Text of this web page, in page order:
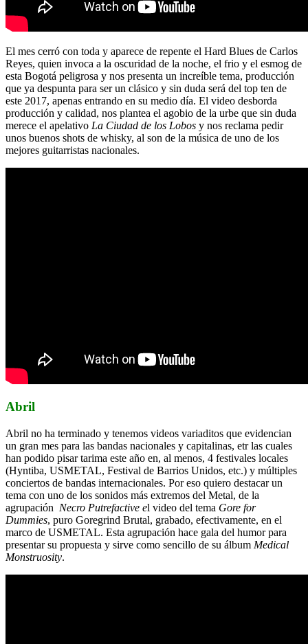
El mes cerró con toda y aparece de repente el Hard Blues de Carlos
Reyes, quien invoca a la oscuridad de la noche, el frio y el esmog de
esta Bogotá peligrosa y nos presenta un increíble tema, producción
que ya despunta para ser un clásico y sin duda será del top ten de
este 2017, apenas entrando en su medio día. El video desborda
producción y calidad, nos plantea el agobio de la urbe que sin duda
merece el apelativo La Ciudad de los Lobos y nos reclama pedir
unos buenos shots de whisky, al son de la música de uno de los
mejores guitarristas nacionales.
Abril
Abril no ha terminado y tenemos videos variaditos que evidencian
un gran mes para las bandas nacionales y capitalinas, etr las cuales
han podido pisar tarima este año en, al menos, 4 festivales locales
(Hyntiba, USMETAL, Festival de Barrios Unidos, etc.) y múltiples
conciertos de bandas internacionales. Por eso quiero destacar un
tema con uno de los sonidos más extremos del Metal, de la
agrupación Necro Putrefactive el video del tema Gore for
Dummies, puro Goregrind Brutal, grabado, efectivamente, en el
marco de USMETAL. Esta agrupación hace gala del humor para
presentar su propuesta y sirve como sencillo de su álbum Medical
Monstruosity.